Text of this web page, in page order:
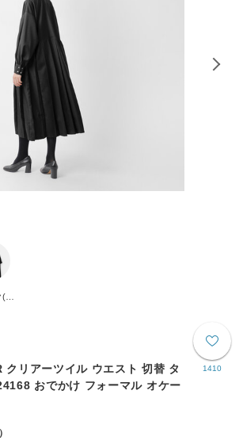
1410
リアーツイル ウエスト 切替 タ
おでかけ フォーマル オケー